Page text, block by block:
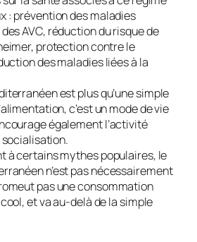
: prévention des maladies
AVC, réduction du risque de
protection contre le
des maladies liées à la
est plus qu’une simple
c’est un mode de vie
également l’activité
à certains mythes populaires, le
n’est pas nécessairement
pas une consommation
et va au-delà de la simple